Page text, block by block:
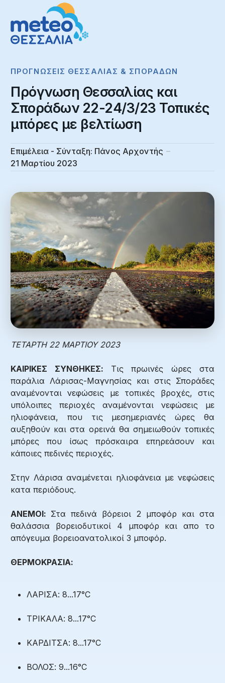
ΠΡΟΓΝΏΣΕΙΣ ΘΕΣΣΑΛΊΑΣ & ΣΠΟΡΆΔΩΝ
Πρόγνωση Θεσσαλίας και
Σποράδων 22-24/3/23 Τοπικές
μπόρες με βελτίωση
Επιμέλεια - Σύνταξη: Πάνος Αρχοντής
21 Μαρτίου 2023
ΤΕΤΑΡΤΗ 22 ΜΑΡΤΙΟΥ 2023
ΚΑΙΡΙΚΕΣ ΣΥΝΘΗΚΕΣ: Τις πρωινές ώρες στα
παράλια Λάρισας-Μαγνησίας και στις Σποράδες
αναμένονται νεφώσεις με τοπικές βροχές, στις
υπόλοιπες περιοχές αναμένονται νεφώσεις με
ηλιοφάνεια, που τις μεσημεριανές ώρες θα
αυξηθούν και στα ορεινά θα σημειωθούν τοπικές
μπόρες που ίσως πρόσκαιρα επηρεάσουν και
κάποιες πεδινές περιοχές.
Στην Λάρισα αναμένεται ηλιοφάνεια με νεφώσεις
κατα περιόδους.
ΑΝΕΜΟΙ: Στα πεδινά βόρειοι 2 μποφόρ και στα
θαλάσσια βορειοδυτικοί 4 μποφόρ και απο το
απόγευμα βορειοανατολικοί 3 μποφόρ.
ΘΕΡΜΟΚΡΑΣΙΑ:
ΛΑΡΙΣΑ: 8...17°C
ΤΡΙΚΑΛΑ: 8...17°C
ΚΑΡΔΙΤΣΑ: 8...17°C
ΒΟΛΟΣ: 9...16°C